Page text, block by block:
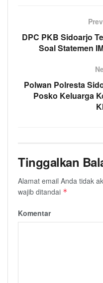
DPC PKB Sidoarjo
Soal Statemen
Polwan Polresta
Posko Keluarga
Tinggalkan
Alamat email Anda tidak
wajib ditandai *
Komentar